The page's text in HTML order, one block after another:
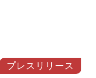
プレスリリース